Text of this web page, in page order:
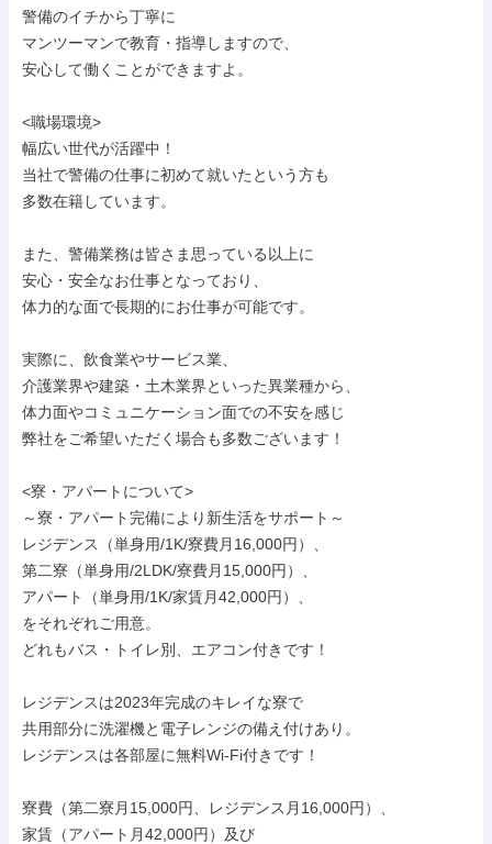
警備のイチから丁寧に
マンツーマンで教育・指導しますので、
安心して働くことができますよ。
<職場環境>
幅広い世代が活躍中！
当社で警備の仕事に初めて就いたという方も
多数在籍しています。
また、警備業務は皆さま思っている以上に
安心・安全なお仕事となっており、
体力的な面で長期的にお仕事が可能です。
実際に、飲食業やサービス業、
介護業界や建築・土木業界といった異業種から、
体力面やコミュニケーション面での不安を感じ
弊社をご希望いただく場合も多数ございます！
<寮・アパートについて>
～寮・アパート完備により新生活をサポート～
レジデンス（単身用/1K/寮費月16,000円）、
第二寮（単身用/2LDK/寮費月15,000円）、
アパート（単身用/1K/家賃月42,000円）、
をそれぞれご用意。
どれもバス・トイレ別、エアコン付きです！
レジデンスは2023年完成のキレイな寮で
共用部分に洗濯機と電子レンジの備え付けあり。
レジデンスは各部屋に無料Wi-Fi付きです！
寮費（第二寮月15,000円、レジデンス月16,000円）、
家賃（アパート月42,000円）及び